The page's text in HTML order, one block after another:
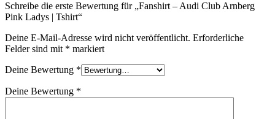
Schreibe die erste Bewertung für „Fanshirt – Audi Club Arnberg
Pink Ladys | Tshirt“
Deine E-Mail-Adresse wird nicht veröffentlicht. Erforderliche
Felder sind mit * markiert
Deine Bewertung *
Deine Bewertung *